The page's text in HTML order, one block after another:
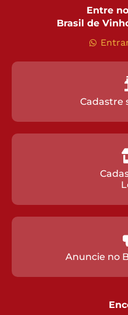
Entre
Brasil de
Cadastre
Anuncie no